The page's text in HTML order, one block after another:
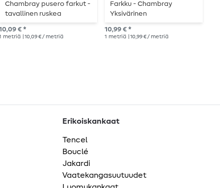
Chambray pusero farkut -
tavallinen ruskea
€ *
metriä | 10,09 € / metriä
Farkku - Chambray
Yksivärinen
Tummansininen
10,99 € *
1 metriä | 10,99 € / metriä
Erikoiskankaat
Tencel
Bouclé
Jakardi
Vaatekangasuutuudet